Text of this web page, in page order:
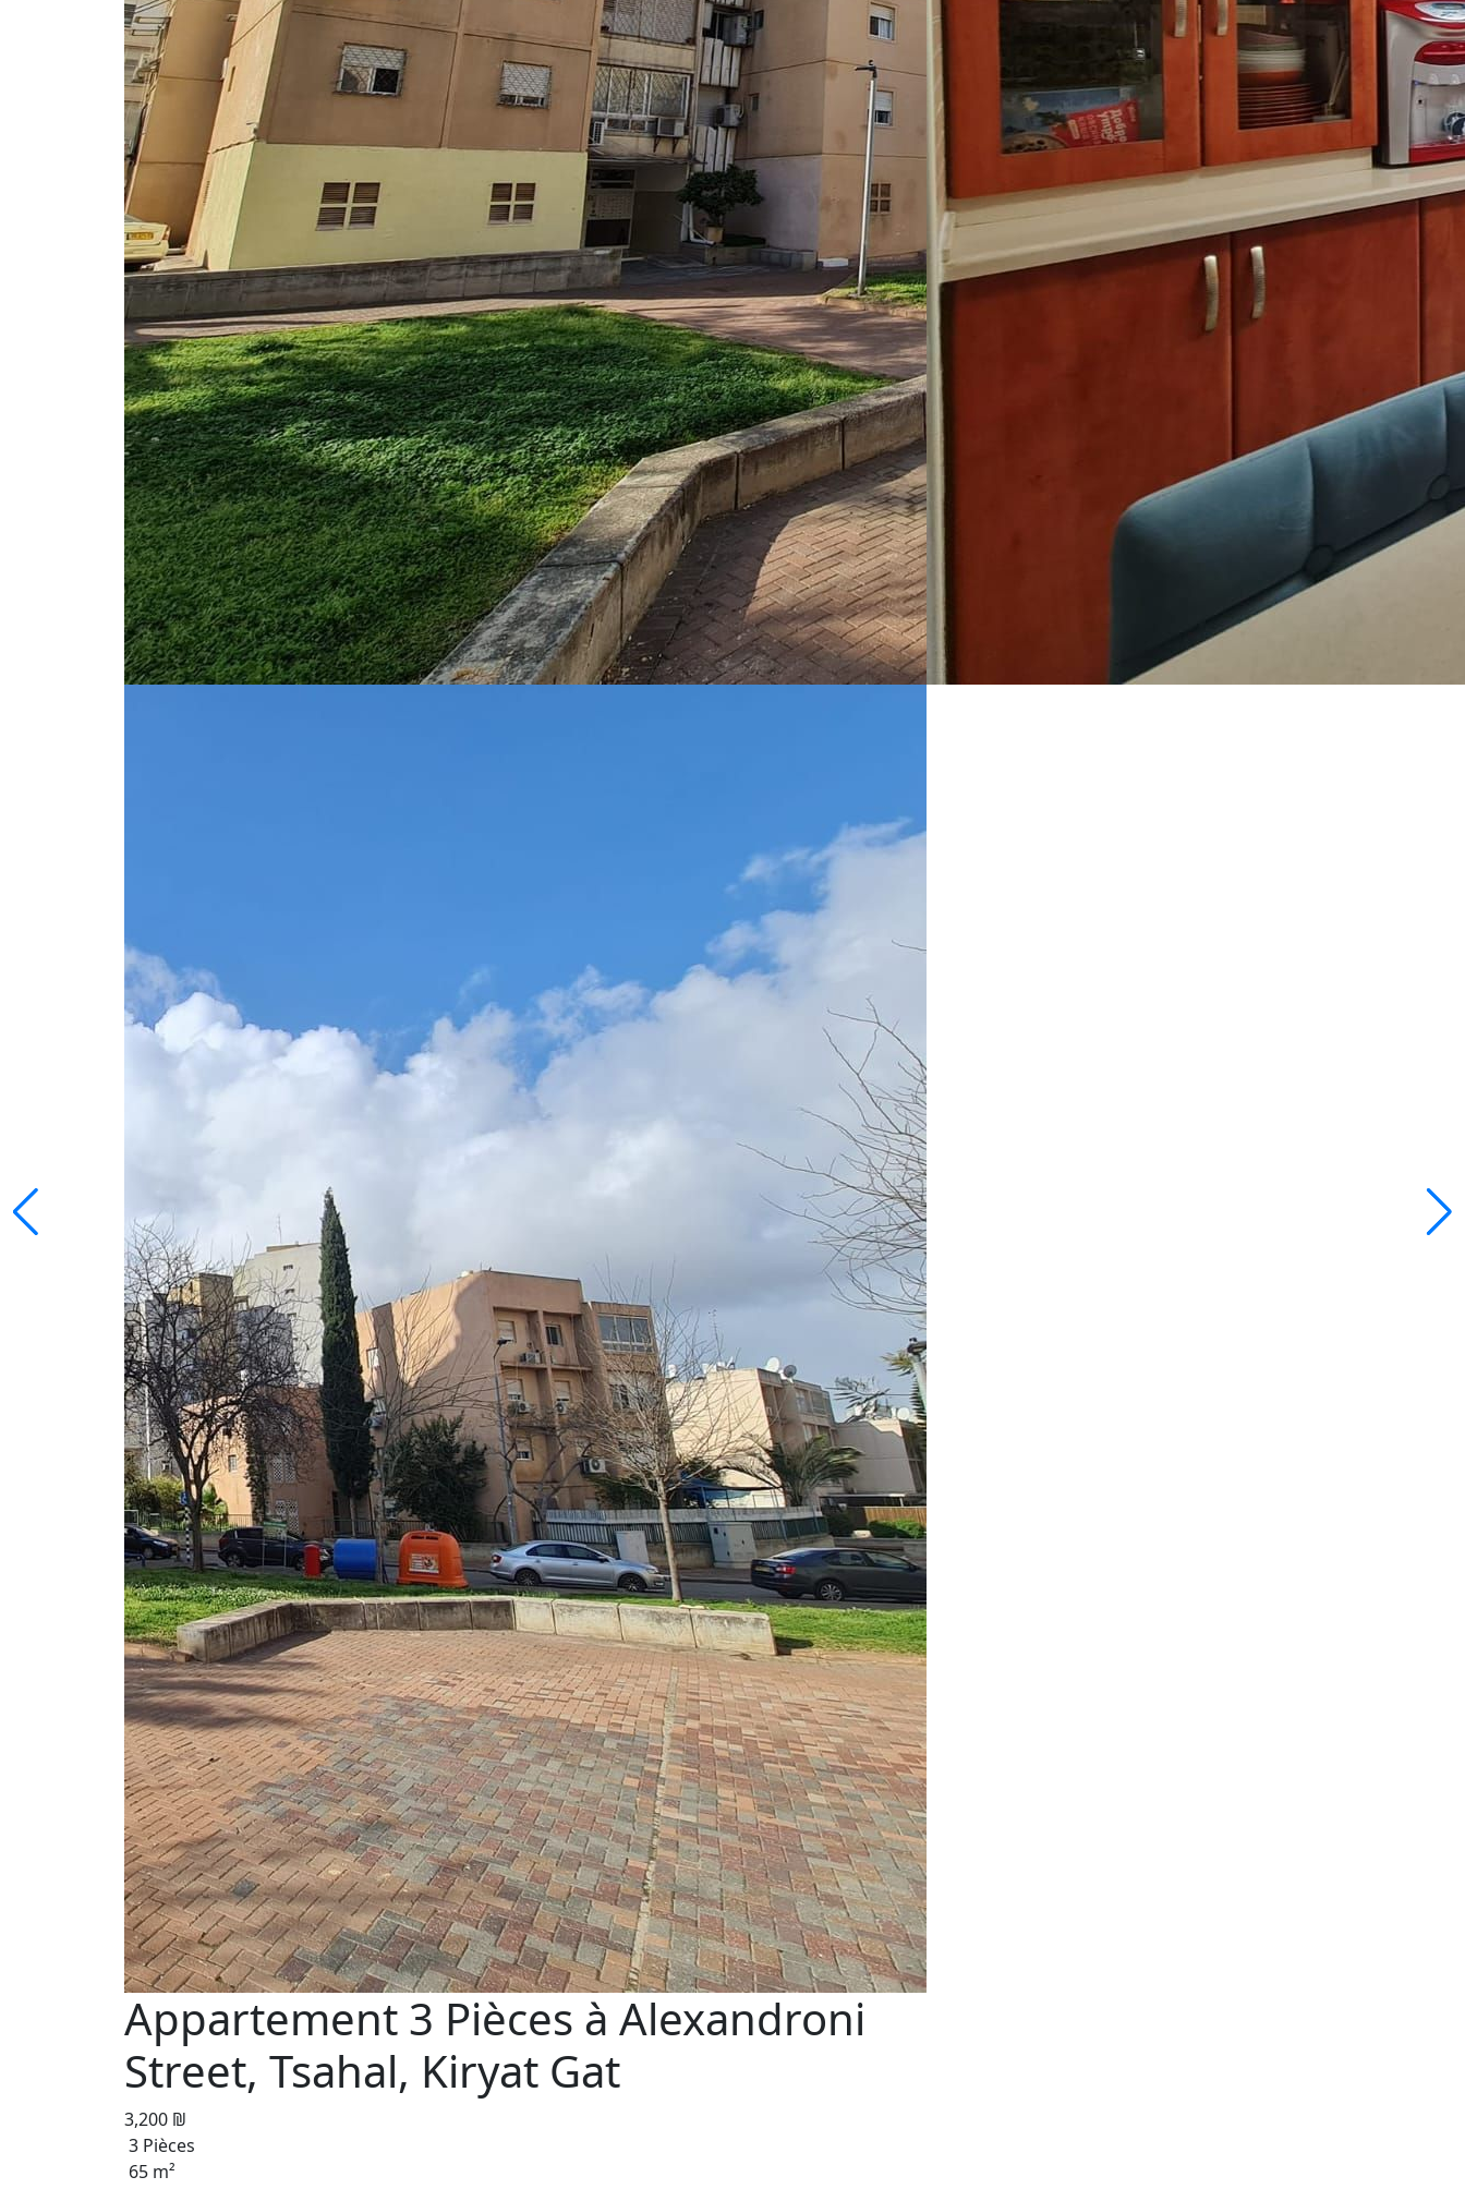
Appartement 3 Pièces à Alexandroni
Street, Tsahal, Kiryat Gat
3,200 ₪
3 Pièces
65 m²